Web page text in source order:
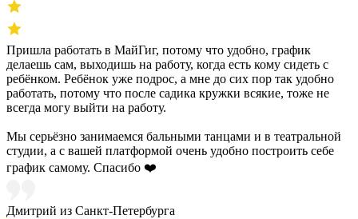
Пришла работать в МайГиг, потому что удобно, график
делаешь сам, выходишь на работу, когда есть кому сидеть с
ребёнком. Ребёнок уже подрос, а мне до сих пор так удобно
работать, потому что после садика кружки всякие, тоже не
всегда могу выйти на работу.
Мы серьёзно занимаемся бальными танцами и в театральной
студии, а с вашей платформой очень удобно построить себе
график самому. Спасибо ❤️
Дмитрий из Санкт-Петербурга